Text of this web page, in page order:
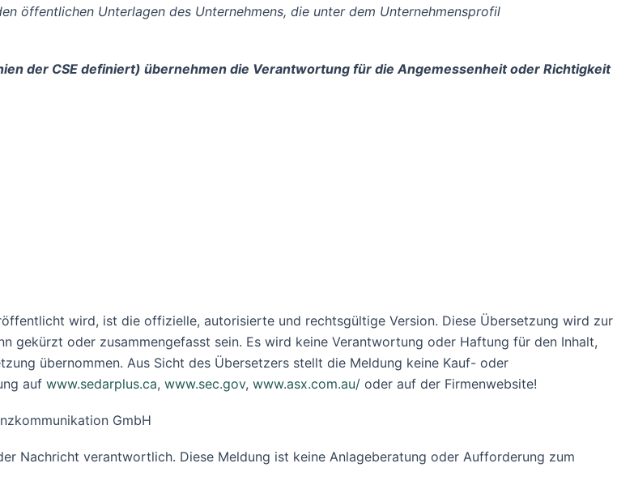
öffentlichen Unterlagen des Unternehmens, die unter dem Unternehmensprofil
der CSE definiert) übernehmen die Verantwortung für die Angemessenheit oder Richtigkeit
wird, ist die offizielle, autorisierte und rechtsgültige Version. Diese Übersetzung wird zur
gekürzt oder zusammengefasst sein. Es wird keine Verantwortung oder Haftung für den Inhalt,
übernommen. Aus Sicht des Übersetzers stellt die Meldung keine Kauf- oder
auf www.sedarplus.ca, www.sec.gov, www.asx.com.au/ oder auf der Firmenwebsite!
GmbH
Nachricht verantwortlich. Diese Meldung ist keine Anlageberatung oder Aufforderung zum